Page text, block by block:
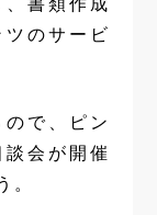
のサービ
で、ピン
会が開催
。